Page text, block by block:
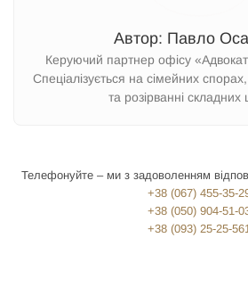
Автор: Павло
Керуючий партнер офісу
Спеціалізується на сімейних
та розірванні складних
Телефонуйте – ми з задоволенням
+38 (067) 455-35-
+38 (050) 904-51-
+38 (093) 25-25-